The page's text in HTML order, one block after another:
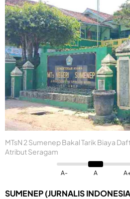
MTsN 2 Sumenep Bakal Tarik Biaya
Atribut Seragam
A- A
SUMENEP (JURNALIS